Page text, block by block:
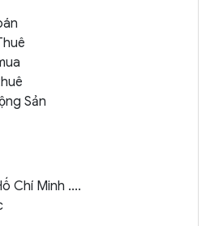
Sản
Chí Minh ....